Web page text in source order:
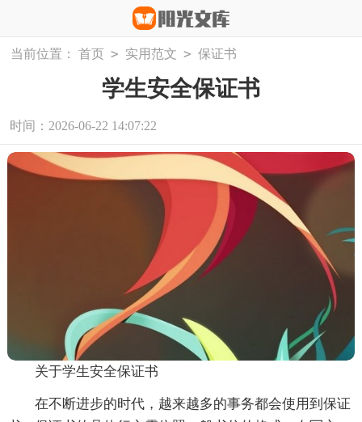
当前位置： 首页 > 实用范文 > 保证书
学生安全保证书
时间：2026-06-22 14:07:22
关于学生安全保证书
在不断进步的时代，越来越多的事务都会使用到保证